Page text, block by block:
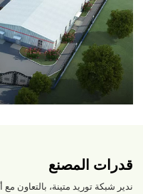
قدرات المصنع